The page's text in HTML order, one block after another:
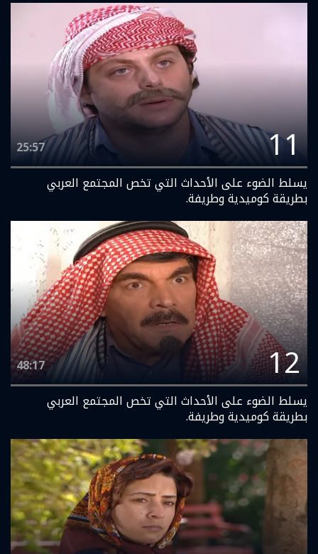
11
25:57
يسلط الضوء على الأحداث التي تخص المجتمع العربي
بطريقة كوميدية وطريفة.
12
48:17
يسلط الضوء على الأحداث التي تخص المجتمع العربي
بطريقة كوميدية وطريفة.